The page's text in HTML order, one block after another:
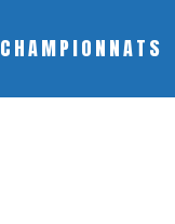
CHAMPIONNATS